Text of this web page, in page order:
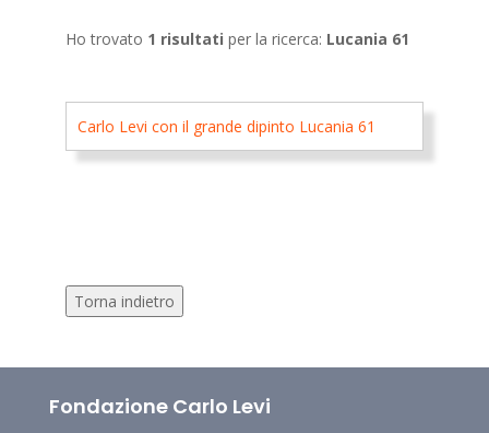
Ho trovato 1 risultati per la ricerca: Lucania 61
Carlo Levi con il grande dipinto Lucania 61
Torna indietro
Fondazione Carlo Levi